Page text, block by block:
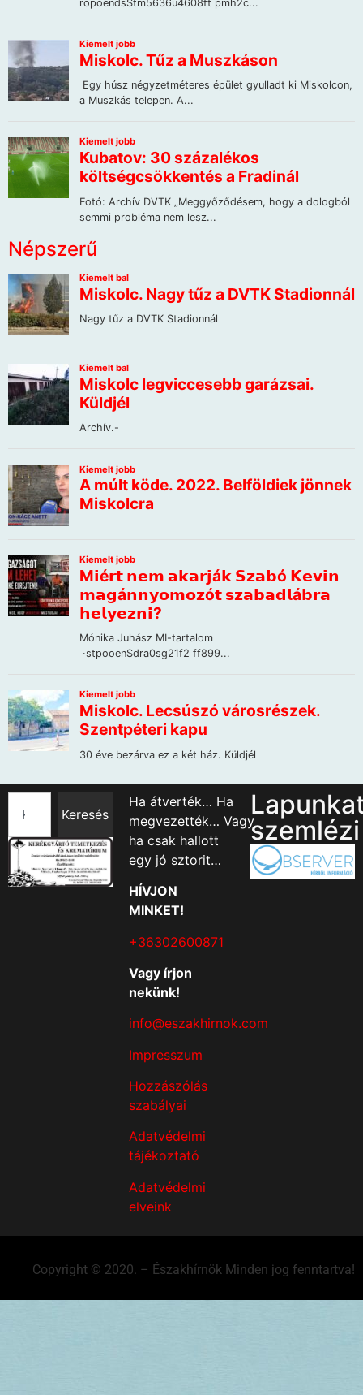
Népszerű
Keresés
Ha átverték… Ha
megvezették… Vagy
ha csak hallott
egy jó sztorit…
HÍVJON
MINKET!
+36302600871
Vagy írjon
nekünk!
info@eszakhirnok.com
Impresszum
Hozzászólás
szabályai
Adatvédelmi
tájékoztató
Adatvédelmi
elveink
szemlézi
Copyright © 2020. – Északhírnök Minden jog fenntartva!